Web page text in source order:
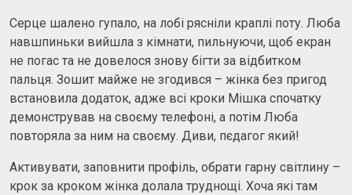
Серце шалено гупало, на лобі рясніли краплі поту. Люба
навшпиньки вийшла з кімнати, пильнуючи, щоб екран
не погас та не довелося знову бігти за відбитком
пальця. Зошит майже не згодився – жінка без пригод
встановила додаток, адже всі кроки Мішка спочатку
демонстрував на своєму телефоні, а потім Люба
повторяла за ним на своєму. Диви, пєдагог який!
Активувати, заповнити профіль, обрати гарну світлину –
крок за кроком жінка долала труднощі. Хоча які там